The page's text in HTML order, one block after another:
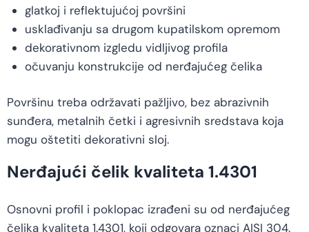
glatkoj i reflektujućoj površini
usklađivanju sa drugom kupatilskom opremom
dekorativnom izgledu vidljivog profila
očuvanju konstrukcije od nerđajućeg čelika
Površinu treba održavati pažljivo, bez abrazivnih
sunđera, metalnih četki i agresivnih sredstava koja
mogu oštetiti dekorativni sloj.
Nerđajući čelik kvaliteta 1.4301
Osnovni profil i poklopac izrađeni su od nerđajućeg
čelika kvaliteta 1.4301, koji odgovara oznaci AISI 304.